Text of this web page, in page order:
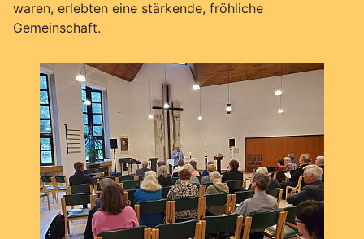
waren, erlebten eine stärkende, fröhliche
Gemeinschaft.